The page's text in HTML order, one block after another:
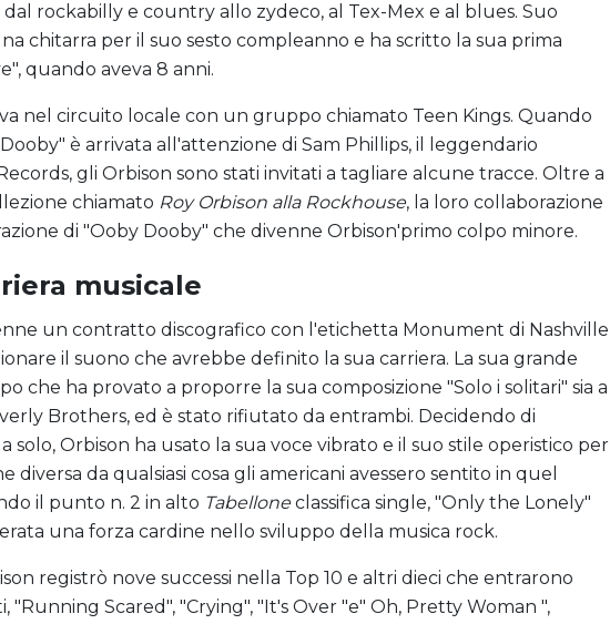
rockabilly e country allo zydeco, al Tex-Mex e al blues. Suo
chitarra per il suo sesto compleanno e ha scritto la sua prima
quando aveva 8 anni.
nel circuito locale con un gruppo chiamato Teen Kings. Quando
è arrivata all'attenzione di Sam Phillips, il leggendario
gli Orbison sono stati invitati a tagliare alcune tracce. Oltre a
chiamato Roy Orbison alla Rockhouse, la loro collaborazione
di "Ooby Dooby" che divenne Orbison'primo colpo minore.
musicale
un contratto discografico con l'etichetta Monument di Nashville
il suono che avrebbe definito la sua carriera. La sua grande
che ha provato a proporre la sua composizione "Solo i solitari" sia a
Brothers, ed è stato rifiutato da entrambi. Decidendo di
solo, Orbison ha usato la sua voce vibrato e il suo stile operistico per
diversa da qualsiasi cosa gli americani avessero sentito in quel
il punto n. 2 in alto Tabelloneclassifica single, "Only the Lonely"
una forza cardine nello sviluppo della musica rock.
registrò nove successi nella Top 10 e altri dieci che entrarono
"Running Scared", "Crying", "It's Over "e" Oh, Pretty Woman ",